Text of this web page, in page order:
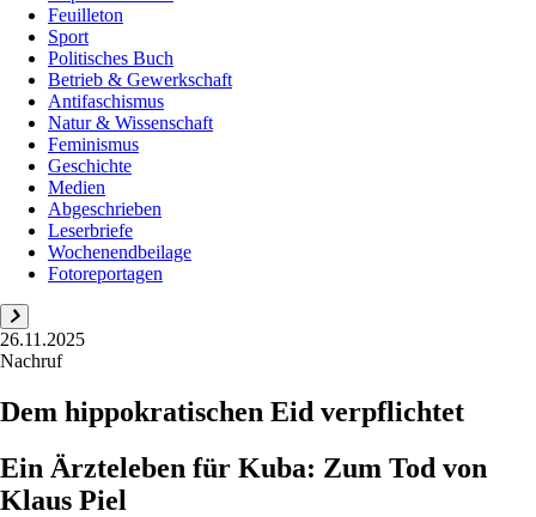
Feuilleton
Sport
Politisches Buch
Betrieb & Gewerkschaft
Antifaschismus
Natur & Wissenschaft
Feminismus
Geschichte
Medien
Abgeschrieben
Leserbriefe
Wochenendbeilage
Fotoreportagen
26.11.2025
Nachruf
Dem hippokratischen Eid verpflichtet
Ein Ärzteleben für Kuba: Zum Tod von
Klaus Piel